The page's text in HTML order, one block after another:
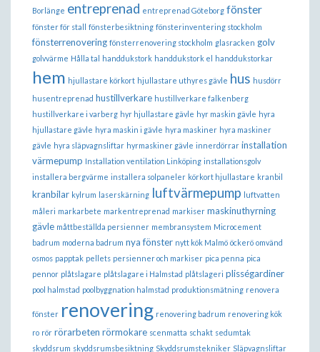
Borlänge entreprenad entreprenad Göteborg fönster
fönster för stall fönsterbesiktning fönsterinventering stockholm
fönsterrenovering fönsterrenovering stockholm glasracken golv
golvvärme Hålla tal handdukstork handdukstork el handdukstorkar
hem hjullastare körkort hjullastare uthyres gävle hus husdörr
husentreprenad hustillverkare hustillverkare falkenberg
hustillverkare i varberg hyr hjullastare gävle hyr maskin gävle hyra
hjullastare gävle hyra maskin i gävle hyra maskiner hyra maskiner
gävle hyra släpvagnsliftar hyrmaskiner gävle innerdörrar installation
värmepump Installation ventilation Linköping installationsgolv
installera bergvärme installera solpaneler körkort hjullastare kranbil
kranbilar kylrum laserskärning luftvärmepump
luftvatten
måleri markarbete markentreprenad markiser maskinuthyrning
gävle måttbeställda persienner membransystem Microcement
badrum moderna badrum nya fönster nytt kök Malmö öckerö omvänd
osmos papptak pellets persienner och markiser pica penna pica
pennor plåtslagare plåtslagare i Halmstad plåtslageri plisségardiner
pool halmstad poolbyggnation halmstad produktionsmätning renovera
fönster renovering renovering badrum renovering kök
ro rör rörarbeten rörmokare scenmatta schakt sedumtak
skyddsrum skyddsrumsbesiktning Skyddsrumstekniker Släpvagnsliftar